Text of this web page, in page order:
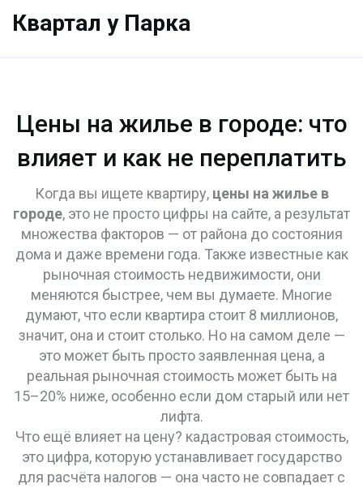
Квартал у Парка
Цены на жилье в городе: что
влияет и как не переплатить
Когда вы ищете квартиру, цены на жилье в
городе, это не просто цифры на сайте, а результат
множества факторов — от района до состояния
дома и даже времени года. Также известные как
рыночная стоимость недвижимости, они
меняются быстрее, чем вы думаете. Многие
думают, что если квартира стоит 8 миллионов,
значит, она и стоит столько. Но на самом деле —
это может быть просто заявленная цена, а
реальная рыночная стоимость может быть на
15–20% ниже, особенно если дом старый или нет
лифта.
Что ещё влияет на цену? кадастровая стоимость,
это цифра, которую устанавливает государство
для расчёта налогов — она часто не совпадает с